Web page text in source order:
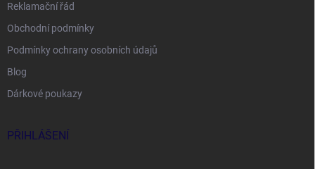
Reklamační řád
Obchodní podmínky
Podmínky ochrany osobních údajů
Blog
Dárkové poukazy
PŘIHLÁŠENÍ